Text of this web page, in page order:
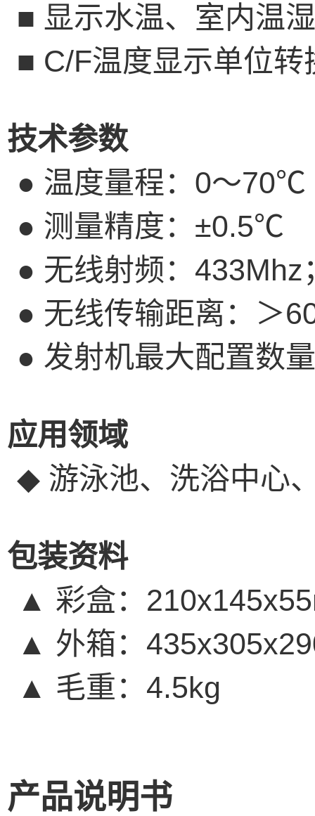
■ 显示水温、室内温
■ C/F温度显示单位转
技术参数
● 温度量程： 0～70℃
● 测量精度：±0.5℃
● 无线射频： 433Mhz
● 无线传输距离：＞
● 发射机最大配置数
应用领域
◆ 游泳池、洗浴中心
包装资料
▲ 彩盒：
▲ 外箱：
▲ 毛重： 4.5kg
产品说明书